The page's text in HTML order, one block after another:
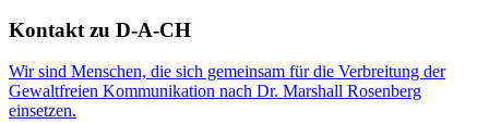
Kontakt zu D-A-CH
Wir sind Menschen, die sich gemeinsam für die Verbreitung der
Gewaltfreien Kommunikation nach Dr. Marshall Rosenberg
einsetzen.